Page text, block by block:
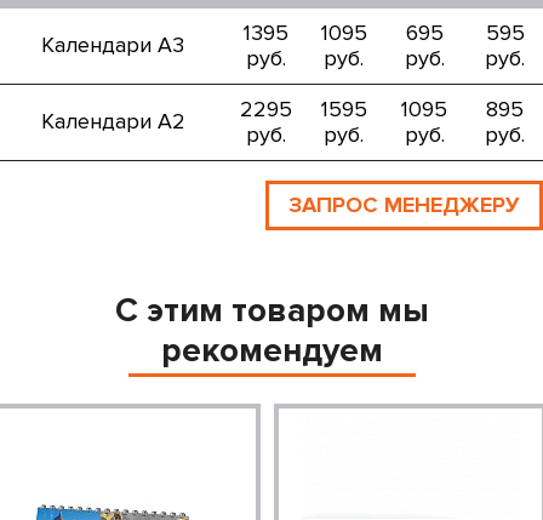
Календари А3
1395
руб.
1095
руб.
695
руб.
595
руб.
Календари А2
2295
руб.
1595
руб.
1095
руб.
895
руб.
ЗАПРОС МЕНЕДЖЕРУ
С этим товаром мы
рекомендуем